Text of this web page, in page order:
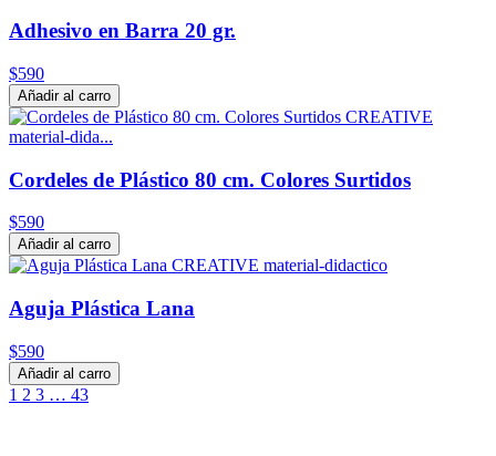
Adhesivo en Barra 20 gr.
$590
Añadir al carro
Cordeles de Plástico 80 cm. Colores Surtidos
$590
Añadir al carro
Aguja Plástica Lana
$590
Añadir al carro
1 2 3 … 43